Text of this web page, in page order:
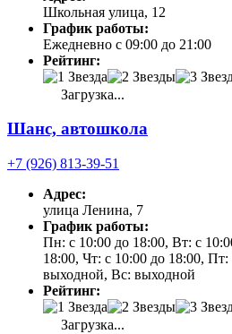
Школьная улица, 12
График работы:
Ежедневно с 09:00 до 21:00
Рейтинг:
Загрузка...
Шанс, автошкола
+7 (926) 813-39-51
Адрес:
улица Ленина, 7
График работы:
Пн: с 10:00 до 18:00, Вт: с
18:00, Чт: с 10:00 до 18:00,
выходной, Вс: выходной
Рейтинг:
Загрузка...